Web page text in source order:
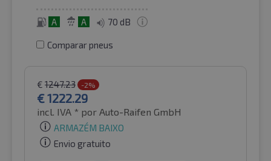
A A 70 dB
Comparar pneus
€ 1247.23 -2%
€1222.29
incl. IVA * por Auto-Raifen GmbH
ARMAZÉM BAIXO
Envio gratuito